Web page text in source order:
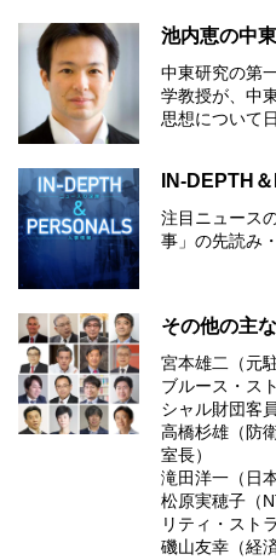
池内恵の中
中東研究の第
学教授が、中
思想について
IN-DEPTH
注目ニュース
事」の先読み
その他の主
宮本雄二（元
ブルース・ス
シャル財団客
高橋杉雄（防
室長）
滝田洋一（日
松原実穂子（
リティ・スト
磯山友幸（経